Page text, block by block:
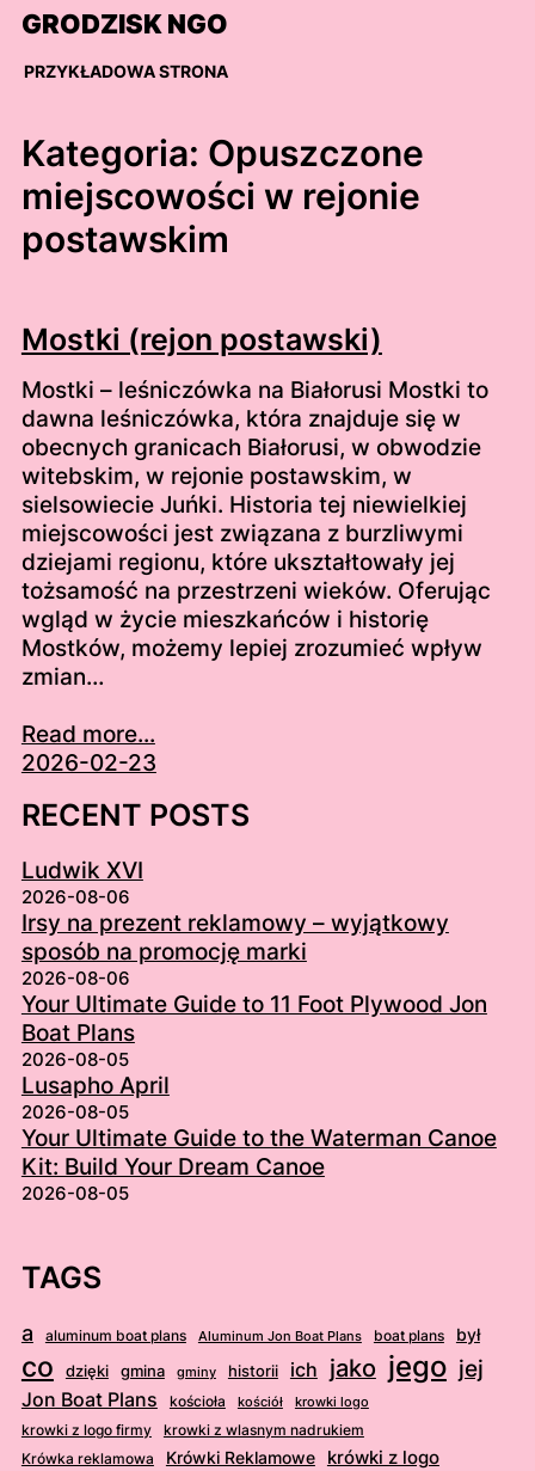
Skip
content
GRODZISK NGO
PRZYKŁADOWA STRONA
Kategoria: Opuszczone
miejscowości w rejonie
postawskim
Mostki (rejon postawski)
Mostki – leśniczówka na Białorusi Mostki to
dawna leśniczówka, która znajduje się w
obecnych granicach Białorusi, w obwodzie
witebskim, w rejonie postawskim, w
sielsowiecie Juńki. Historia tej niewielkiej
miejscowości jest związana z burzliwymi
dziejami regionu, które ukształtowały jej
tożsamość na przestrzeni wieków. Oferując
wgląd w życie mieszkańców i historię
Mostków, możemy lepiej zrozumieć wpływ
zmian…
Read more...
2026-02-23
RECENT POSTS
Ludwik XVI
2026-08-06
Irsy na prezent reklamowy – wyjątkowy
sposób na promocję marki
2026-08-06
Your Ultimate Guide to 11 Foot Plywood Jon
Boat Plans
2026-08-05
Lusapho April
2026-08-05
Your Ultimate Guide to the Waterman Canoe
Kit: Build Your Dream Canoe
2026-08-05
TAGS
a aluminum boat plans Aluminum Jon Boat Plans boat plans był
co dzięki gmina gminy historii ich jako jego jej
Jon Boat Plans kościoła kościół krowki logo
krowki z logo firmy
krowki z wlasnym nadrukiem
Krówka reklamowa
Krówki Reklamowe krówki z logo